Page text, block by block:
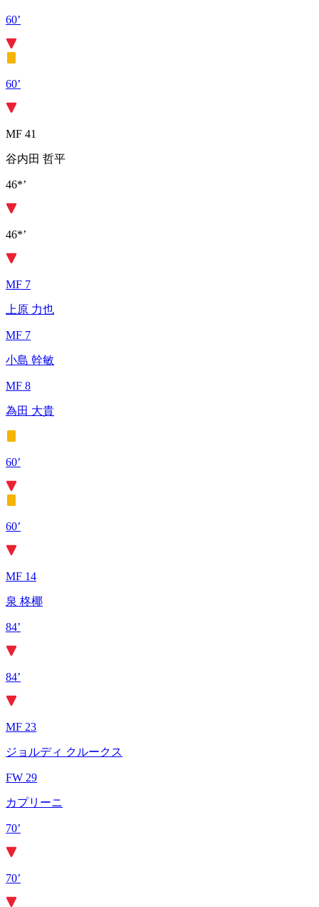
60’
60’
MF 41
谷内田 哲平
46*’
46*’
MF 7
上原 力也
MF 7
小島 幹敏
MF 8
為田 大貴
60’
60’
MF 14
泉 柊椰
84’
84’
MF 23
ジョルディ クルークス
FW 29
カプリーニ
70’
70’